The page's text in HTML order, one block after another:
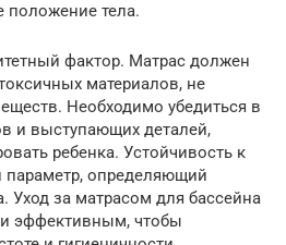
положение тела.
фактор. Матрас должен
материалов, не
Необходимо убедиться в
и выступающих деталей,
ребенка. Устойчивость к
определяющий
Уход за матрасом для бассейна
эффективным, чтобы